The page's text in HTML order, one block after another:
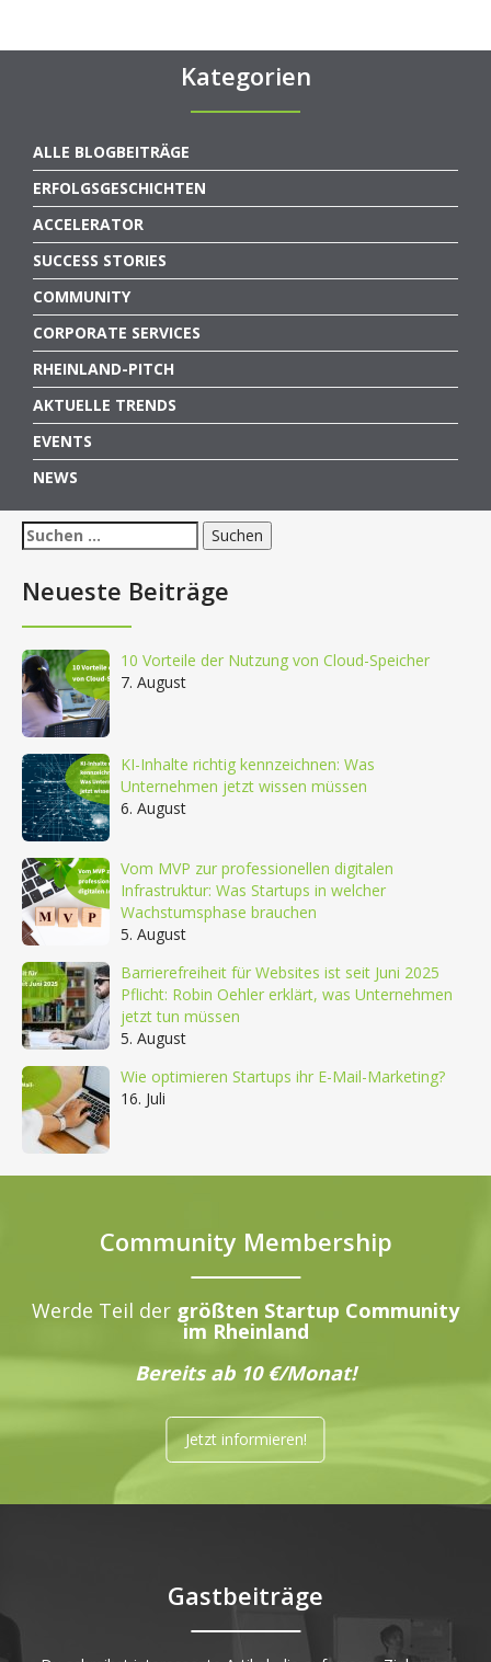
Kategorien
ALLE BLOGBEITRÄGE
ERFOLGSGESCHICHTEN
ACCELERATOR
SUCCESS STORIES
COMMUNITY
CORPORATE SERVICES
RHEINLAND-PITCH
AKTUELLE TRENDS
EVENTS
NEWS
Suchen
nach:
Neueste Beiträge
10 Vorteile der Nutzung von Cloud-Speicher
7. August
KI-Inhalte richtig kennzeichnen: Was
Unternehmen jetzt wissen müssen
6. August
Vom MVP zur professionellen digitalen
Infrastruktur: Was Startups in welcher
Wachstumsphase brauchen
5. August
Barrierefreiheit für Websites ist seit Juni 2025
Pflicht: Robin Oehler erklärt, was Unternehmen
jetzt tun müssen
5. August
Wie optimieren Startups ihr E-Mail-Marketing?
16. Juli
Community Membership
Werde Teil der größten Startup Community
im Rheinland
Bereits ab 10 €/Monat!
Jetzt informieren!
Gastbeiträge